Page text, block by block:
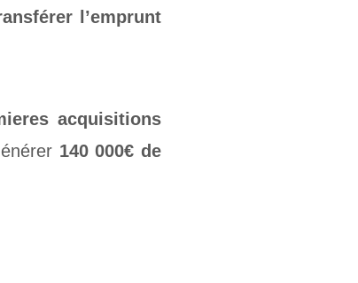
l’emprunt
acquisitions
140 000€ de